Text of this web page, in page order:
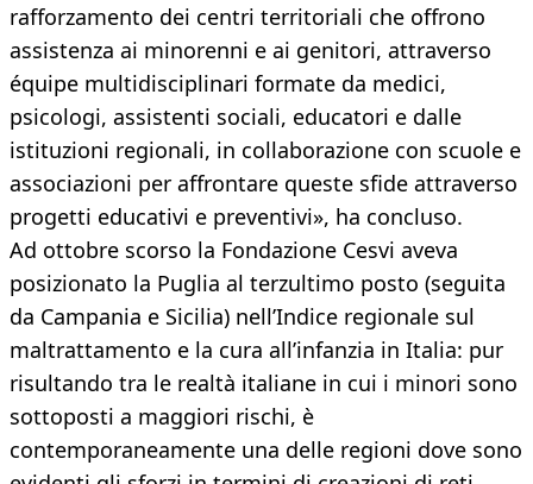
rafforzamento dei centri territoriali che offrono
assistenza ai minorenni e ai genitori, attraverso
équipe multidisciplinari formate da medici,
psicologi, assistenti sociali, educatori e dalle
istituzioni regionali, in collaborazione con scuole e
associazioni per affrontare queste sfide attraverso
progetti educativi e preventivi», ha concluso.
Ad ottobre scorso la Fondazione Cesvi aveva
posizionato la Puglia al terzultimo posto (seguita
da Campania e Sicilia) nell’Indice regionale sul
maltrattamento e la cura all’infanzia in Italia: pur
risultando tra le realtà italiane in cui i minori sono
sottoposti a maggiori rischi, è
contemporaneamente una delle regioni dove sono